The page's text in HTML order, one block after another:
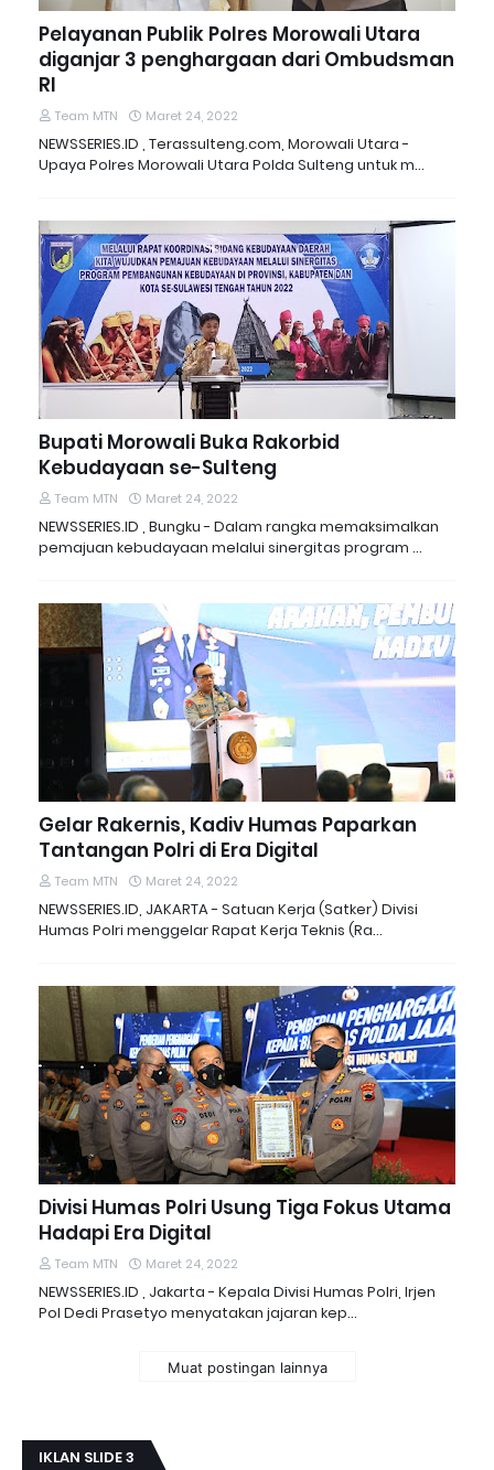
Pelayanan Publik Polres Morowali Utara
diganjar 3 penghargaan dari Ombudsman
RI
Team MTN Maret 24, 2022
NEWSSERIES.ID , Terassulteng.com, Morowali Utara -
Upaya Polres Morowali Utara Polda Sulteng untuk m…
Bupati Morowali Buka Rakorbid
Kebudayaan se-Sulteng
Team MTN Maret 24, 2022
NEWSSERIES.ID , Bungku - Dalam rangka memaksimalkan
pemajuan kebudayaan melalui sinergitas program …
Gelar Rakernis, Kadiv Humas Paparkan
Tantangan Polri di Era Digital
Team MTN Maret 24, 2022
NEWSSERIES.ID, JAKARTA - Satuan Kerja (Satker) Divisi
Humas Polri menggelar Rapat Kerja Teknis (Ra…
Divisi Humas Polri Usung Tiga Fokus Utama
Hadapi Era Digital
Team MTN Maret 24, 2022
NEWSSERIES.ID , Jakarta - Kepala Divisi Humas Polri, Irjen
Pol Dedi Prasetyo menyatakan jajaran kep…
Muat postingan lainnya
IKLAN SLIDE 3